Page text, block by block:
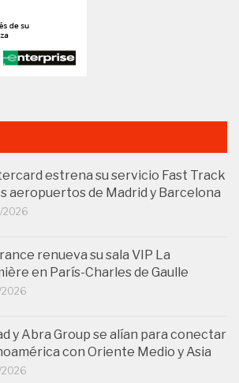
estrena su servicio Fast Track
aeropuertos de Madrid y Barcelona
2026
renueva su sala VIP La
en París-Charles de Gaulle
y Abra Group se alían para conectar
con Oriente Medio y Asia